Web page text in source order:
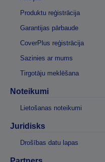
Produktu reģistrācija
Garantijas pārbaude
CoverPlus reģistrācija
Sazinies ar mums
Tirgotāju meklēšana
Noteikumi
Lietošanas noteikumi
Juridisks
Drošības datu lapas